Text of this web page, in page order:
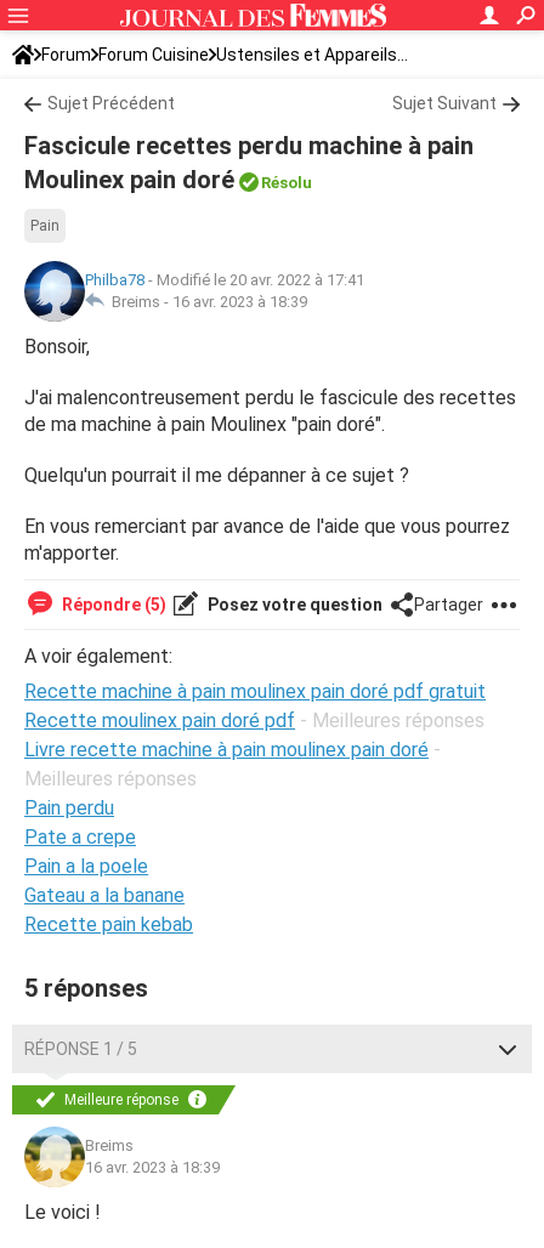
Forum Forum Cuisine Ustensiles et Appareils...
Machine à Pain
Sujet Précédent Sujet Suivant
Fascicule recettes perdu machine à pain
Moulinex pain doré
Résolu
Pain
Philba78 - Modifié le 20 avr. 2022 à 17:41
Breims - 16 avr. 2023 à 18:39
Bonsoir,
J'ai malencontreusement perdu le fascicule des recettes
de ma machine à pain Moulinex "pain doré".
Quelqu'un pourrait il me dépanner à ce sujet ?
En vous remerciant par avance de l'aide que vous pourrez
m'apporter.
Répondre (5) Posez votre question Partager
A voir également:
Recette machine à pain moulinex pain doré pdf gratuit
Recette moulinex pain doré pdf - Meilleures réponses
Livre recette machine à pain moulinex pain doré -
Meilleures réponses
Pain perdu
Pate a crepe
Pain a la poele
Gateau a la banane
Recette pain kebab
5 réponses
RÉPONSE 1 / 5
Meilleure réponse
Breims
16 avr. 2023 à 18:39
Le voici !